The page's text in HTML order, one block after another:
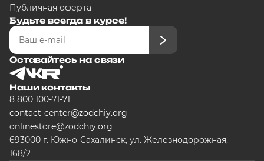
Публичная оферта
Будьте всегда в курсе!
Оставайтесь на связи
Наши контакты
8 800 100-71-71
contact-center@zodchiy.org
onlinestore@zodchiy.org
693000 г. Южно-Сахалинск, ул. Железнодорожная,
168/2